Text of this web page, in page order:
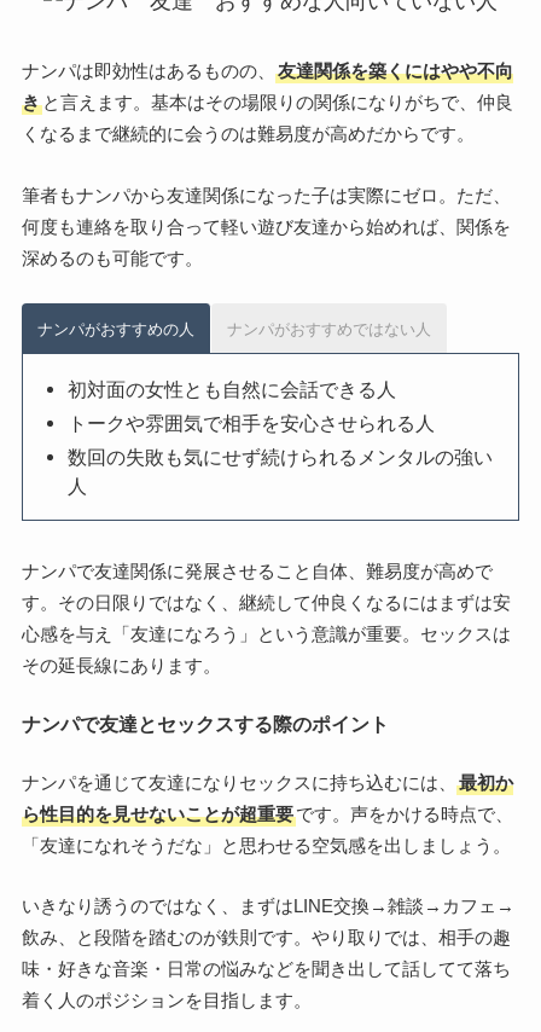
ナンパは即効性はあるものの、
友達関係を築くにはやや不向
きと言えます。基本はその場限りの関係になりがちで、仲良
くなるまで継続的に会うのは難易度が高めだからです。
筆者もナンパから友達関係になった子は実際にゼロ。ただ、
何度も連絡を取り合って軽い遊び友達から始めれば、関係を
深めるのも可能です。
ナンパがおすすめの人 ナンパがおすすめではない人
初対面の女性とも自然に会話できる人
トークや雰囲気で相手を安心させられる人
数回の失敗も気にせず続けられるメンタルの強い
人
ナンパで友達関係に発展させること自体、難易度が高めで
す。その日限りではなく、継続して仲良くなるにはまずは安
心感を与え「友達になろう」という意識が重要。セックスは
その延長線にあります。
ナンパで友達とセックスする際のポイント
ナンパを通じて友達になりセックスに持ち込むには、
最初か
ら性目的を見せないことが超重要です。声をかける時点で、
「友達になれそうだな」と思わせる空気感を出しましょう。
いきなり誘うのではなく、まずはLINE交換→雑談→カフェ→
飲み、と段階を踏むのが鉄則です。やり取りでは、相手の趣
味・好きな音楽・日常の悩みなどを聞き出して話してて落ち
着く人のポジションを目指します。